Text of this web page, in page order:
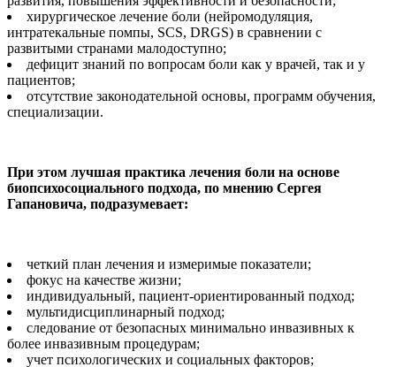
хирургическое лечение боли (нейромодуляция,
интратекальные помпы, SCS, DRGS) в сравнении с
развитыми странами малодоступно;
дефицит знаний по вопросам боли как у врачей, так и у
пациентов;
отсутствие законодательной основы, программ обучения,
специализации.
При этом лучшая практика лечения боли на основе
биопсихосоциального подхода, по мнению Сергея
Гапановича, подразумевает:
четкий план лечения и измеримые показатели;
фокус на качестве жизни;
индивидуальный, пациент-ориентированный подход;
мультидисциплинарный подход;
следование от безопасных минимально инвазивных к
более инвазивным процедурам;
учет психологических и социальных факторов;